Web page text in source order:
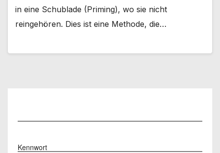
in eine Schublade (Priming), wo sie nicht
reingehören. Dies ist eine Methode, die…
Kennwort